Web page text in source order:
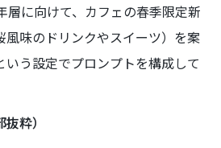
層に向けて、カフェの春季限定新
風味のドリンクやスイーツ）を案
いう設定でプロンプトを構成して
粋）